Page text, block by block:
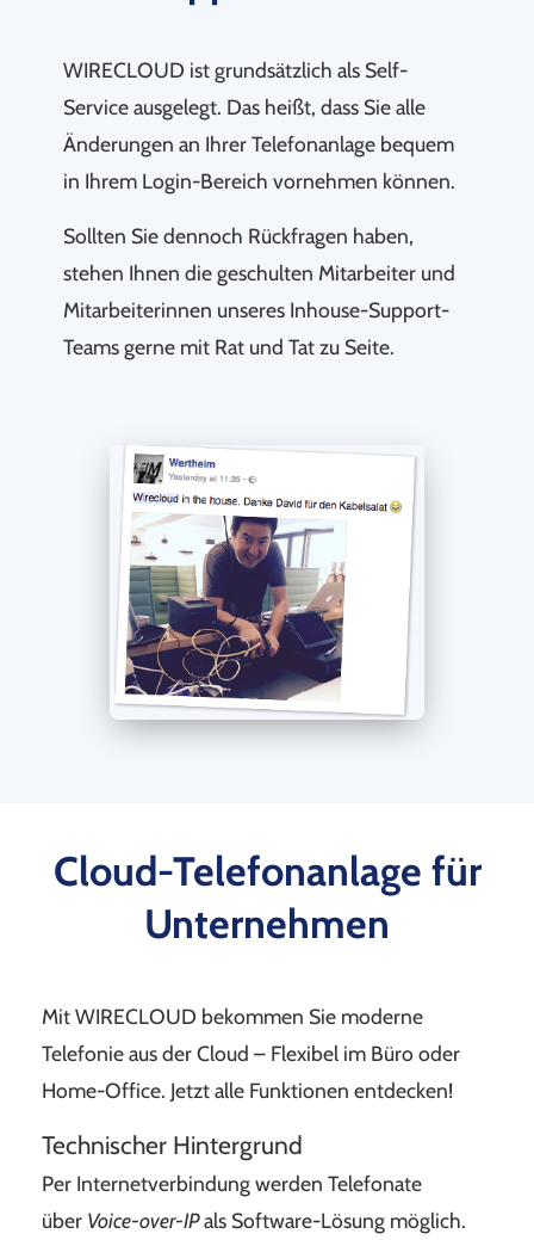
WIRECLOUD ist grundsätzlich als Self-
Service ausgelegt. Das heißt, dass Sie alle
Änderungen an Ihrer Telefonanlage bequem
in Ihrem Login-Bereich vornehmen können.
Sollten Sie dennoch Rückfragen haben,
stehen Ihnen die geschulten Mitarbeiter und
Mitarbeiterinnen unseres Inhouse-Support-
Teams gerne mit Rat und Tat zu Seite.
Cloud-Telefonanlage für
Unternehmen
Mit WIRECLOUD bekommen Sie moderne
Telefonie aus der Cloud – Flexibel im Büro oder
Home-Office. Jetzt alle Funktionen entdecken!
Technischer Hintergrund
Per Internetverbindung werden Telefonate
über Voice-over-IPals Software-Lösung möglich.